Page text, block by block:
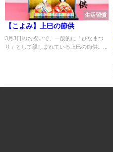
生活習慣
【こよみ】上巳の節供
3月3日のお祝いで、一般的に「ひなまつ
り」として親しまれている上巳の節供。...